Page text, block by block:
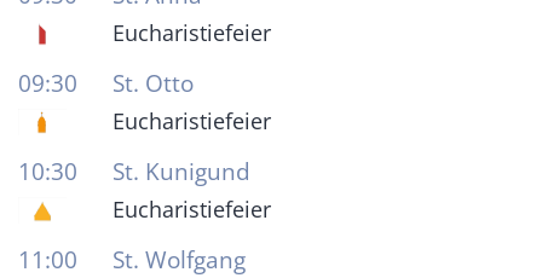
Eucharistiefeier
09:30 St. Otto
Eucharistiefeier
10:30 St. Kunigund
Eucharistiefeier
11:00 St. Wolfgang